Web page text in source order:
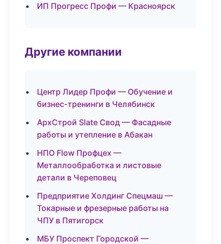
ИП Прогресс Профи — Красноярск
Другие компании
Центр Лидер Профи — Обучение и
бизнес-тренинги в Челябинск
АрхСтрой Slate Свод — Фасадные
работы и утепление в Абакан
НПО Flow Профцех —
Металлообработка и листовые
детали в Череповец
Предприятие Холдинг Спецмаш —
Токарные и фрезерные работы на
ЧПУ в Пятигорск
МБУ Проспект Городской —